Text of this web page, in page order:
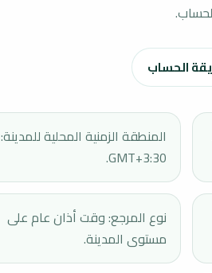
الحساب
المنطقة الزمنية المحلية للمدينة:
GMT+3:30.
نوع المرجع: وقت أذان عام على
مستوى المدينة.